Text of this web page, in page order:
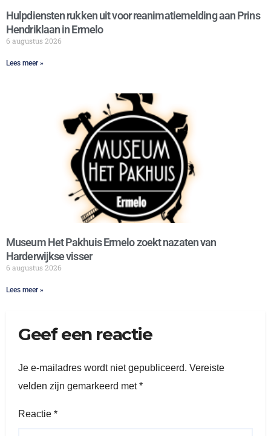
Hulpdiensten rukken uit voor reanimatiemelding aan Prins
Hendriklaan in Ermelo
6 augustus 2026
Lees meer »
Museum Het Pakhuis Ermelo zoekt nazaten van
Harderwijkse visser
6 augustus 2026
Lees meer »
Geef een reactie
Je e-mailadres wordt niet gepubliceerd. Vereiste
velden zijn gemarkeerd met*
Reactie *